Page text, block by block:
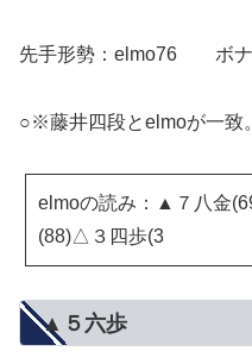
先手形勢：elmo76 ボナ
○※藤井四段とelmoが一致。
elmoの読み：▲７八金
(88)△３四歩(3
▲５六歩